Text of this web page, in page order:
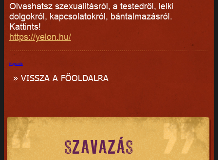
Olvashatsz szexualitásról, a testedről, lelki
dolgokról, kapcsolatokról, bántalmazásról.
Kattints!
https://yelon.hu/
Megosztás
» VISSZA A FŐOLDALRA
SZAVAZÁS